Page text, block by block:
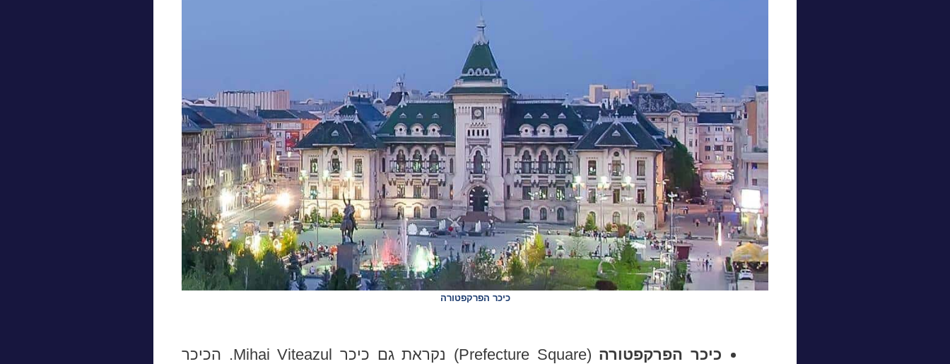
כיכר הפרקפטורה
כיכר הפרקפטורה
(Prefecture Square) נקראת גם כיכר Mihai Viteazul. הכיכר